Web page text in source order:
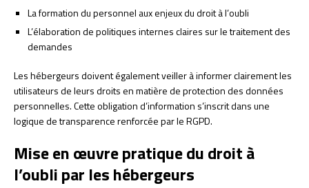
La formation du personnel aux enjeux du droit à l’oubli
L’élaboration de politiques internes claires sur le traitement des
demandes
Les hébergeurs doivent également veiller à informer clairement les
utilisateurs de leurs droits en matière de protection des données
personnelles. Cette obligation d’information s’inscrit dans une
logique de transparence renforcée par le RGPD.
Mise en œuvre pratique du droit à
l’oubli par les hébergeurs